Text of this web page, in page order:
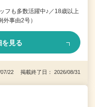
フも多数活躍中♪／18歳以上
事由2号）
を見る
07/22 掲載終了日： 2026/08/31